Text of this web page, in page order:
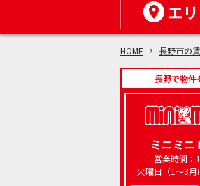
エ
HOME 長野市の
長野で物件
ミニミニ
営業時間：
火曜日（1～3月